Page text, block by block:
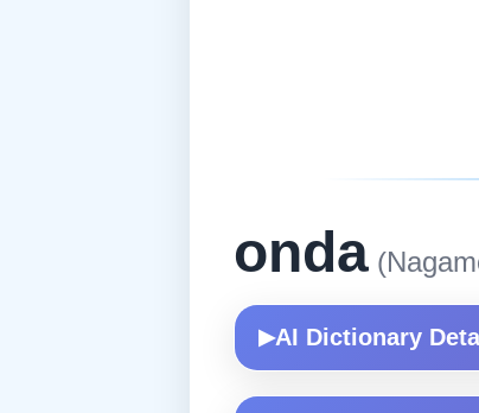
onda
▶AI Dictionary